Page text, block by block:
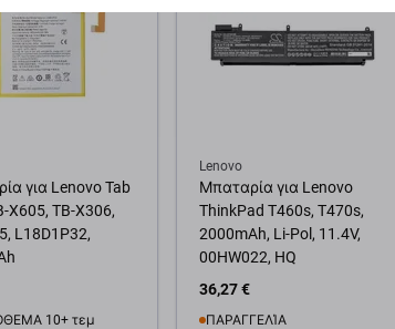
για Lenovo Tab
X605, TB-X306,
L18D1P32,
10+ τεμ
Lenovo
Μπαταρία για Lenovo
ThinkPad T460s, T470s,
2000mAh, Li-Pol, 11.4V,
00HW022, HQ
36,27 €
ΠΑΡΑΓΓΕΛΊΑ